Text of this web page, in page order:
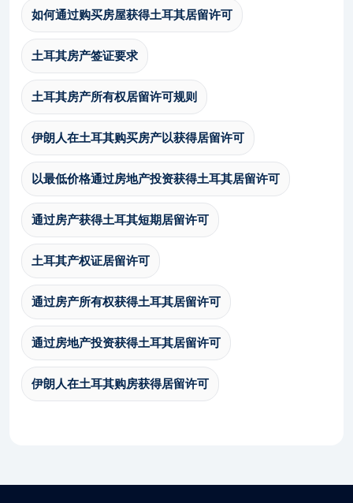
如何通过购买房屋获得土耳其居留许可
土耳其房产签证要求
土耳其房产所有权居留许可规则
伊朗人在土耳其购买房产以获得居留许可
以最低价格通过房地产投资获得土耳其居留许可
通过房产获得土耳其短期居留许可
土耳其产权证居留许可
通过房产所有权获得土耳其居留许可
通过房地产投资获得土耳其居留许可
伊朗人在土耳其购房获得居留许可